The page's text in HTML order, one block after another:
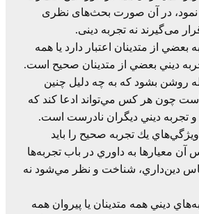
در آن صورت بحث‌های نظری
می‌گیرند نه تجربه دینی.
بعضي‌ از متدينان‌ اعتبار دارد يا همه‌
ديني‌ بعضي‌ از متدينان‌ صحيح‌ است.
روشن‌ بشود كه‌ به‌ چه‌ دليل‌ چنين‌
چون‌ هر كس‌ مي‌تواند ادعا كند كه‌
تجربه‌ ديني‌ ديگران‌ نادرست‌ است.
يك‌ تجربه‌ صحيح‌ را بايد
معيارها به‌ داوري‌ در باب‌ تجربه‌ها
دين‌داري، شناخت‌ و نظر مي‌شود نه‌
ديني‌ همه‌ متدينان‌ يا پيروان‌ همه‌